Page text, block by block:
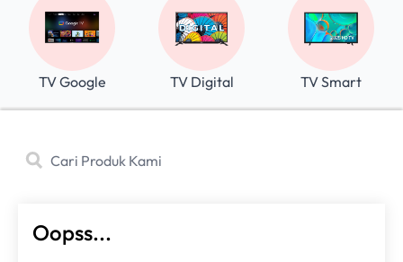
TV Digital TV Smart
TV Google
Oopss...